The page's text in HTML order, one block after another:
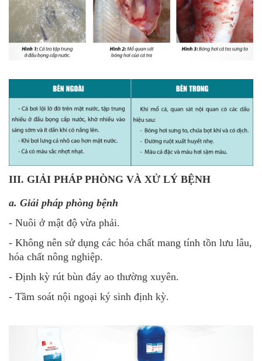
III. GIẢI PHÁP PHÒNG VÀ XỬ LÝ BỆNH
a. Giải pháp phòng bệnh
- Nuôi ở mật độ vừa phải.
- Không nên sử dụng các hóa chất mang tính tồn lưu lâu,
hóa chất nông nghiệp.
- Định kỳ rút bùn đáy ao thường xuyên.
- Tầm soát nội ngoại ký sinh định kỳ.